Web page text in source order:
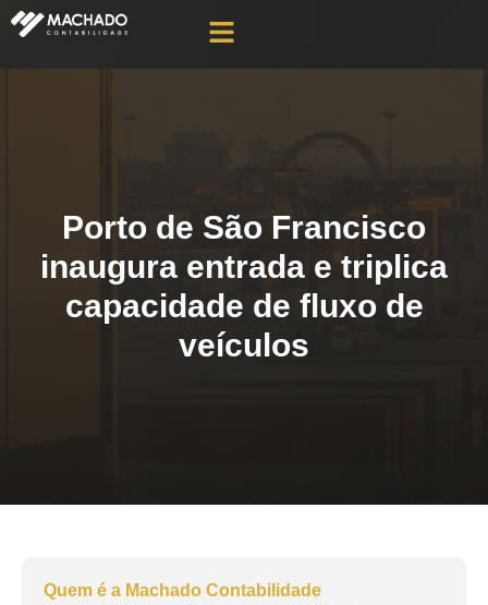
Porto de São Francisco
inaugura entrada e triplica
capacidade de fluxo de
veículos
Quem é a Machado Contabilidade